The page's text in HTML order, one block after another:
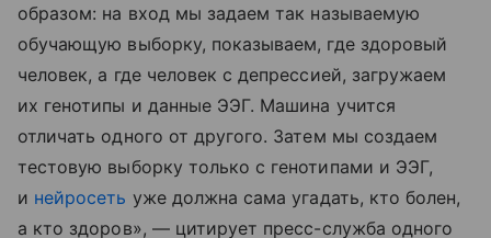
образом: на вход мы задаем так называемую
обучающую выборку, показываем, где здоровый
человек, а где человек с депрессией, загружаем
их генотипы и данные ЭЭГ. Машина учится
отличать одного от другого. Затем мы создаем
тестовую выборку только с генотипами и ЭЭГ,
и нейросеть уже должна сама угадать, кто болен,
а кто здоров», — цитирует пресс-служба одного